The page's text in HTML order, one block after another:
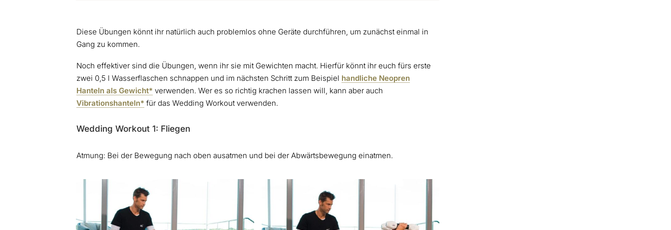
Diese Übungen könnt ihr natürlich auch problemlos ohne Geräte durchführen, um zunächst einmal in
Gang zu kommen.
Noch effektiver sind die Übungen, wenn ihr sie mit Gewichten macht. Hierfür könnt ihr euch fürs erste
zwei 0,5 l Wasserflaschen schnappen und im nächsten Schritt zum Beispiel handliche Neopren
Hanteln als Gewicht* verwenden. Wer es so richtig krachen lassen will, kann aber auch
Vibrationshanteln* für das Wedding Workout verwenden.
Wedding Workout 1: Fliegen
Atmung: Bei der Bewegung nach oben ausatmen und bei der Abwärtsbewegung einatmen.